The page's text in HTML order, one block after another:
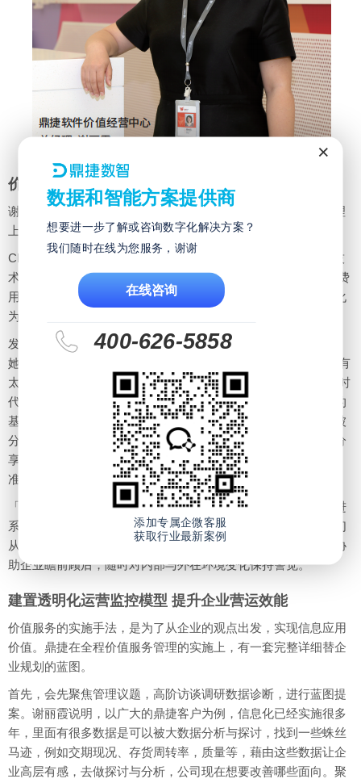
价值服务基于怎样的服务理念而推出？
谢丽霞说，其实CEBIT简而言之，就是现代信息系统在企业管理
上的进化，是一套基于信息技术提升经营能力的方法。
CEBIT(Capability Empowerment Base-on IT) 是一种基于ＩＴ技
术,提升企业重要管理能力的方法；也是一种把ＩＴ计划由部门费
用转化成为战略投资的工具；更是一种把企业由职能式管理转化
为流程效率型管理的诊断系统。
发展CEBIT价值服务，是希望企业使用信息系统可以达成效益，
她分享到：“我们接触很多企业老板，表示建置信息系统其实没有
太大的问题，而是希望能藉由信息建置搜集数据资料。”大数据时
代，谁掌握了数据谁就可掌握潜在的商机，它已经是创新应用的
基本功软实力，「效益」是企业较在乎的，以及投入成本可以被
分摊，能否达到预期的效益目标等。谢丽霞表示，有企业高层分
享，希望藉由信息化的实现过程，实现自动化及交期掌握更精
准。
「企业主的梦，让我们去审思，鼎捷发展价值服务不是为了精进
系统而实施，而是为了达成企业营运的愿景和梦想实现。」我们
从信息顾问的角度，转变为现今以数据支持营运动态，希望能协
助企业瞻前顾后，随时对内部与外在环境变化保持警觉。
建置透明化运营监控模型 提升企业营运效能
价值服务的实施手法，是为了从企业的观点出发，实现信息应用
价值。鼎捷在全程价值服务管理的实施上，有一套完整详细替企
业规划的蓝图。
首先，会先聚焦管理议题，高阶访谈调研数据诊断，进行蓝图提
案。谢丽霞说明，以广大的鼎捷客户为例，信息化已经实施很多
年，里面有很多数据是可以被大数据分析与探讨，找到一些蛛丝
马迹，例如交期现况、存货周转率，质量等，藉由这些数据让企
业高层有感，去做探讨与分析，公司现在想要改善哪些面向。聚
×
数据和智能方案提供商
想要进一步了解或咨询数字化解决方案？
我们随时在线为您服务，谢谢
在线咨询
400-626-5858
添加专属企微客服
获取行业最新案例